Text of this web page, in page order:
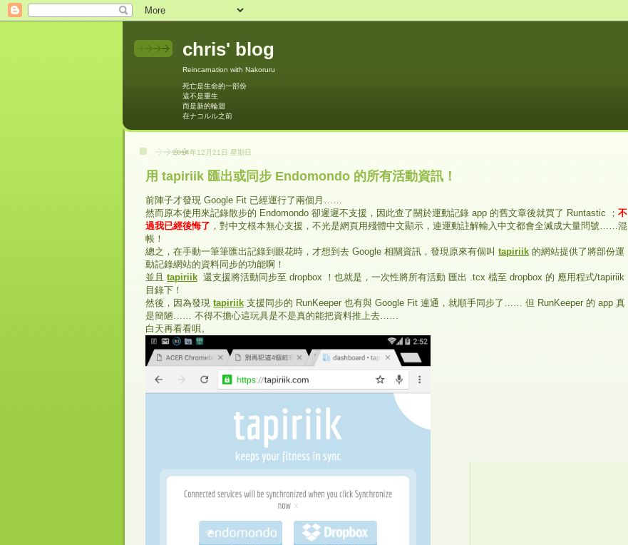
chris' blog
Reincarnation with Nakoruru
死亡是生命的一部份
這不是重生
而是新的輪迴
在ナコルル之前
2014年12月21日 星期日
用 tapiriik 匯出或同步 Endomondo 的所有活動資訊！
前陣子才發現 Google Fit 已經運行了兩個月……
然而原本使用來記錄散步的 Endomondo 卻遲遲不支援，因此查了關於運動記錄 app 的舊文章後就買了 Runtastic ； 不
過我已經後悔了 ，對中文根本無心支援，不光是網頁用殘體中文顯示，連運動註解輸入中文都會全滅成大量問號……混
帳！
總之，在手動一筆筆匯出記錄到眼花時，才想到去 Google 相關資訊，發現原來有個叫 tapiriik 的網站提供了將部份運
動記錄網站的資料同步的功能啊！
並且 tapiriik 還支援將活動同步至 dropbox ！也就是，一次性將所有活動 匯出 .tcx 檔至 dropbox 的 應用程式/tapiriik
目錄下！
然後，因為發現 tapiriik 支援同步的 RunKeeper 也有與 Google Fit 連通，就順手同步了…… 但 RunKeeper 的 app 真
是簡陋…… 不得不擔心這玩具是不是真的能把資料推上去……
白天再看看唄。